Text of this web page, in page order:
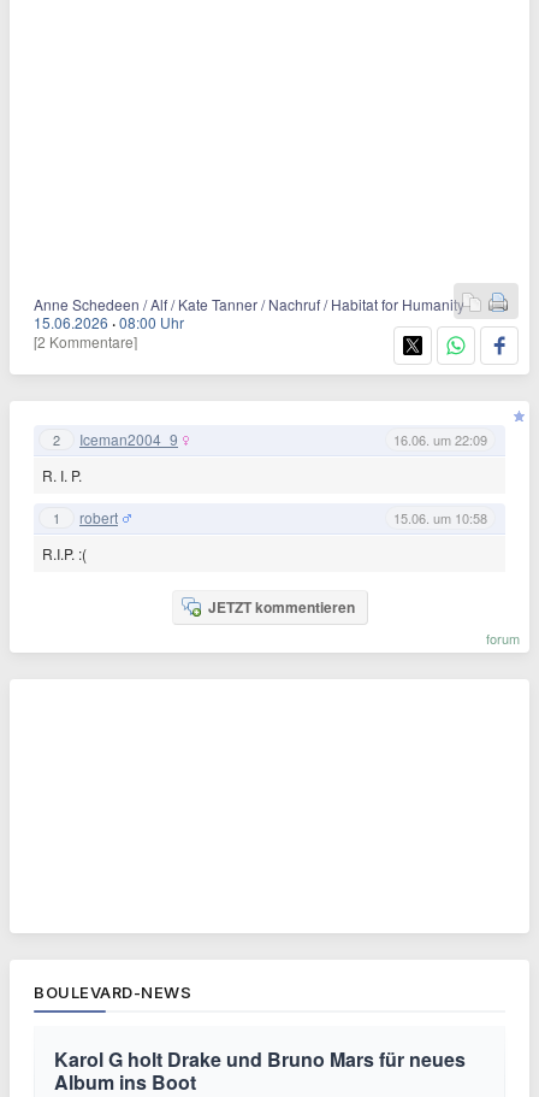
Anne Schedeen / Alf / Kate Tanner / Nachruf / Habitat for Humanity
15.06.2026 ·08:00 Uhr
[2 Kommentare]
2 Iceman2004_9 16.06. um 22:09
R. I. P.
1 robert 15.06. um 10:58
R.I.P. :(
JETZT kommentieren
forum
BOULEVARD-NEWS
Karol G holt Drake und Bruno Mars für neues
Album ins Boot